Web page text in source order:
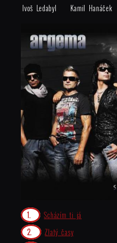
Ivoš Ledabyl
Kamil Hanáček
Scházím ti já
Zlatý časy